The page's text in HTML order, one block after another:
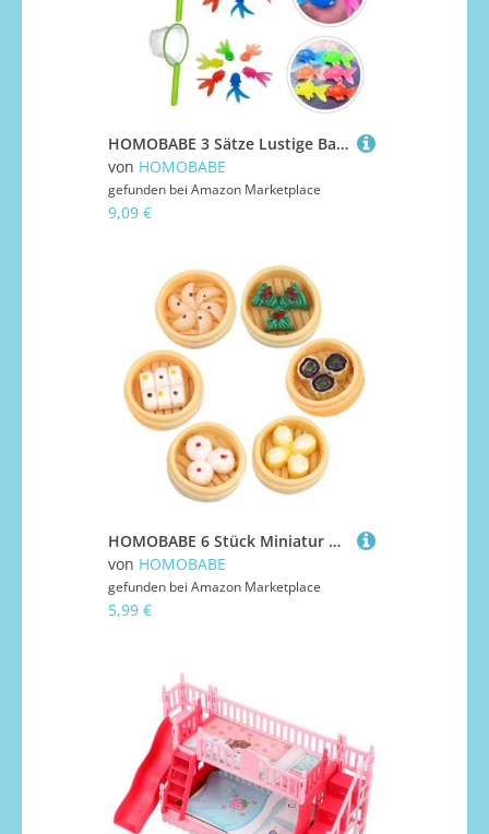
HOMOBABE 3 Sätze Lustige Badespielzeug Goldfisch Wasser aus Weichem mit Fischen und Netzen Farblich Sortiert Fördert Hand Auge Koordination und Fantasieentwicklung Zufällige Farbe
von HOMOBABE
gefunden bei Amazon Marketplace
9,09 €
HOMOBABE 6 Stück Miniatur Dampfgarer mit Teiligem Gedämpfter Brötchen Realistische Miniatur Food Spielzeuge für Puppenhaus Leichte Sichere Dekoration und Vielseitige Foto und
von HOMOBABE
gefunden bei Amazon Marketplace
5,99 €